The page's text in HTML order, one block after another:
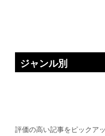
ジャンル別
評価の高い記事をピックア